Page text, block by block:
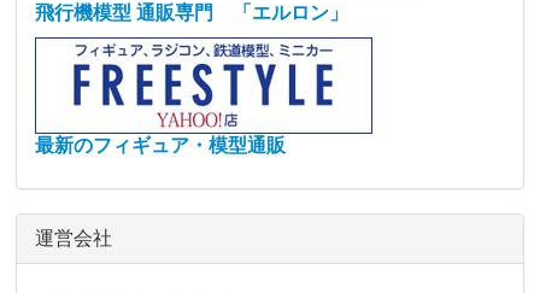
飛行機模型 通販専門 「エルロン」
最新のフィギュア・模型通販
運営会社